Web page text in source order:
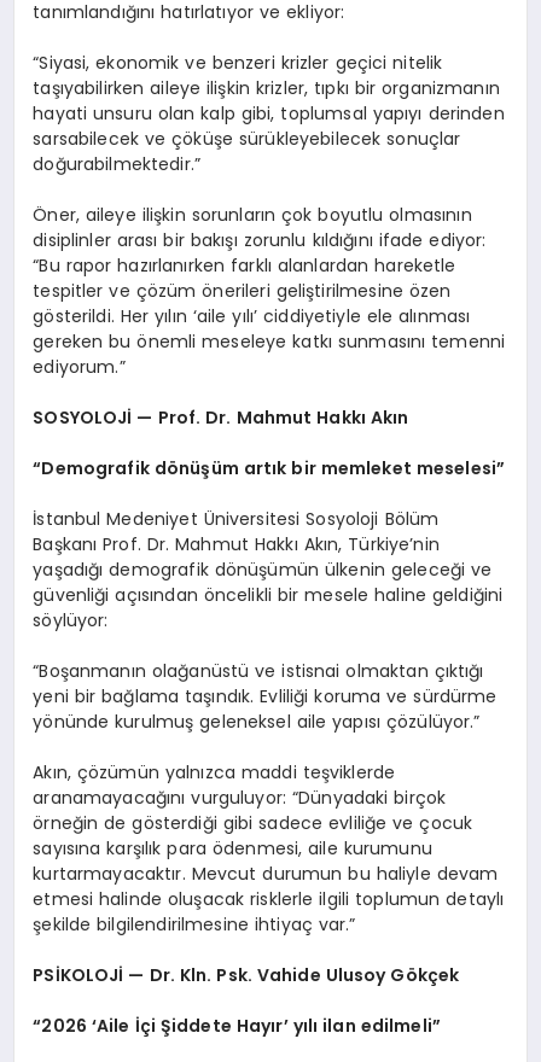
tanımlandığını hatırlatıyor ve ekliyor:
“Siyasi, ekonomik ve benzeri krizler geçici nitelik
taşıyabilirken aileye ilişkin krizler, tıpkı bir organizmanın
hayati unsuru olan kalp gibi, toplumsal yapıyı derinden
sarsabilecek ve çöküşe sürükleyebilecek sonuçlar
doğurabilmektedir.”
Öner, aileye ilişkin sorunların çok boyutlu olmasının
disiplinler arası bir bakışı zorunlu kıldığını ifade ediyor:
“Bu rapor hazırlanırken farklı alanlardan hareketle
tespitler ve çözüm önerileri geliştirilmesine özen
gösterildi. Her yılın ‘aile yılı’ ciddiyetiyle ele alınması
gereken bu önemli meseleye katkı sunmasını temenni
ediyorum.”
SOSYOLOJİ — Prof. Dr. Mahmut Hakkı Akın
“Demografik dönüşüm artık bir memleket meselesi”
İstanbul Medeniyet Üniversitesi Sosyoloji Bölüm
Başkanı Prof. Dr. Mahmut Hakkı Akın, Türkiye’nin
yaşadığı demografik dönüşümün ülkenin geleceği ve
güvenliği açısından öncelikli bir mesele haline geldiğini
söylüyor:
“Boşanmanın olağanüstü ve istisnai olmaktan çıktığı
yeni bir bağlama taşındık. Evliliği koruma ve sürdürme
yönünde kurulmuş geleneksel aile yapısı çözülüyor.”
Akın, çözümün yalnızca maddi teşviklerde
aranamayacağını vurguluyor: “Dünyadaki birçok
örneğin de gösterdiği gibi sadece evliliğe ve çocuk
sayısına karşılık para ödenmesi, aile kurumunu
kurtarmayacaktır. Mevcut durumun bu haliyle devam
etmesi halinde oluşacak risklerle ilgili toplumun detaylı
şekilde bilgilendirilmesine ihtiyaç var.”
PSİKOLOJİ — Dr. Kln. Psk. Vahide Ulusoy Gökçek
“2026 ‘Aile İçi Şiddete Hayır’ yılı ilan edilmeli”